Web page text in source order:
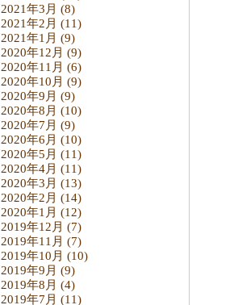
2021年3月 (8)
2021年2月 (11)
2021年1月 (9)
2020年12月 (9)
2020年11月 (6)
2020年10月 (9)
2020年9月 (9)
2020年8月 (10)
2020年7月 (9)
2020年6月 (10)
2020年5月 (11)
2020年4月 (11)
2020年3月 (13)
2020年2月 (14)
2020年1月 (12)
2019年12月 (7)
2019年11月 (7)
2019年10月 (10)
2019年9月 (9)
2019年8月 (4)
2019年7月 (11)